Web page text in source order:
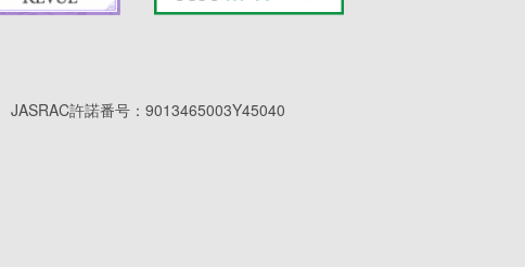
JASRAC許諾番号：9013465003Y45040